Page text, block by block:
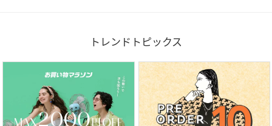
トレンドトピックス